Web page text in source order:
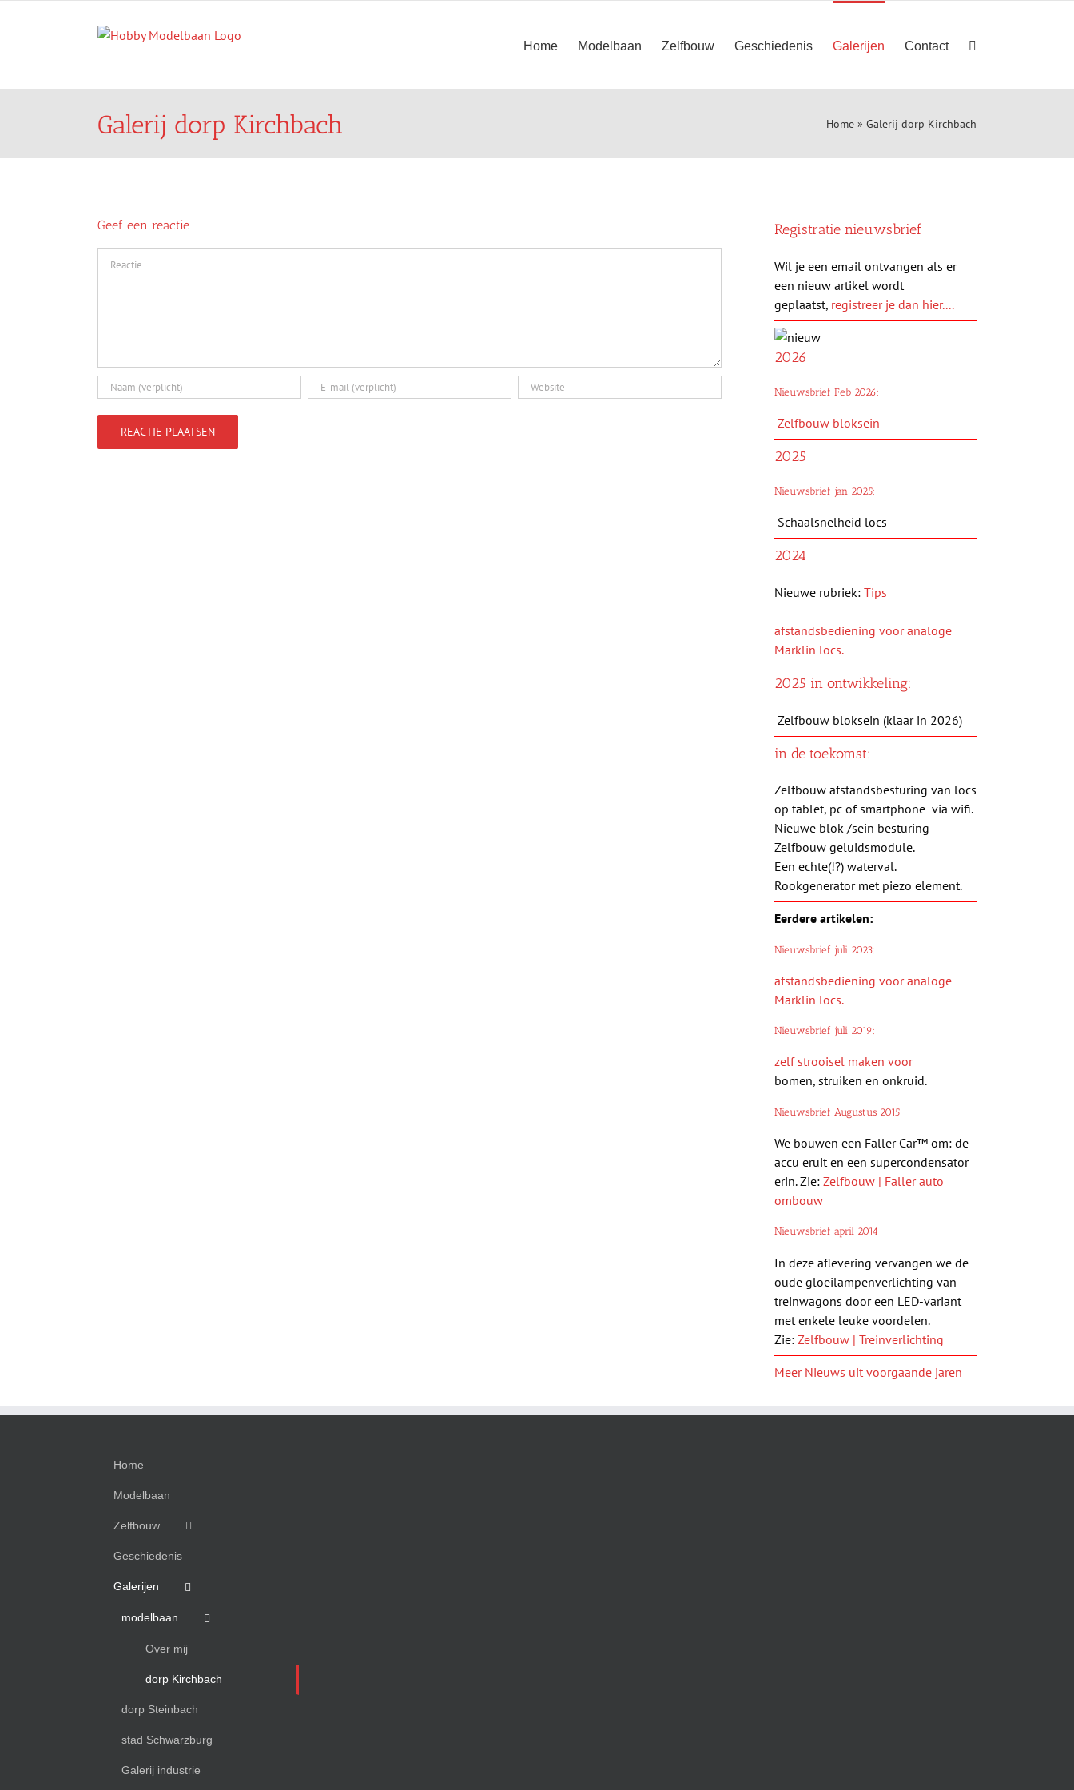
Home Modelbaan Zelfbouw Geschiedenis Galerijen Contact
Galerij dorp Kirchbach Home » Galerij dorp Kirchbach
Geef een reactie Registratie nieuwsbrief
Wil je een email ontvangen als er
een nieuw artikel wordt
geplaatst, registreer je dan hier....
2026
Nieuwsbrief Feb 2026:
Zelfbouw bloksein
2025
Nieuwsbrief jan 2025:
Schaalsnelheid locs
2024
Nieuwe rubriek: Tips
afstandsbediening voor analoge
Märklin locs.
2025 in ontwikkeling:
Zelfbouw bloksein (klaar in 2026)
in de toekomst:
Zelfbouw afstandsbesturing van locs
op tablet, pc of smartphone via wifi.
Nieuwe blok /sein besturing
Zelfbouw geluidsmodule.
Een echte(!?) waterval.
Rookgenerator met piezo element.
Eerdere artikelen:
Nieuwsbrief juli 2023:
afstandsbediening voor analoge
Märklin locs.
Nieuwsbrief juli 2019:
zelf strooisel maken voor
bomen, struiken en onkruid.
Nieuwsbrief Augustus 2015
We bouwen een Faller Car™ om: de
accu eruit en een supercondensator
erin. Zie: Zelfbouw | Faller auto
ombouw
Nieuwsbrief april 2014
In deze aflevering vervangen we de
oude gloeilampenverlichting van
treinwagons door een LED-variant
met enkele leuke voordelen.
Zie: Zelfbouw | Treinverlichting
Meer Nieuws uit voorgaande jaren
Home
Modelbaan
Zelfbouw
Geschiedenis
Galerijen
modelbaan
Over mij
dorp Kirchbach
dorp Steinbach
stad Schwarzburg
Galerij industrie